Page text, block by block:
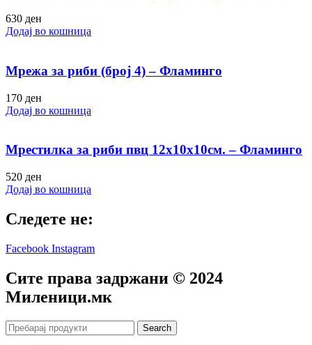
630 ден
Додај во кошница
Мрежа за риби (број 4) – Фламинго
170 ден
Додај во кошница
Мрестилка за риби пвц 12х10х10см. – Фламинго
520 ден
Додај во кошница
Следете не:
Facebook Instagram
Сите права задржани © 2024
Mиленици.мк
Search